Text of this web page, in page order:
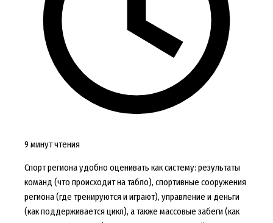
9 минут чтения
Спорт региона удобно оценивать как систему: результаты
команд (что происходит на табло), спортивные сооружения
региона (где тренируются и играют), управление и деньги
(как поддерживается цикл), а также массовые забеги (как